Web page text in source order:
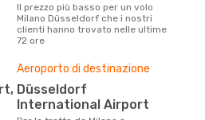
Il prezzo più basso per un volo
Milano Düsseldorf che i nostri
clienti hanno trovato nelle ultime
72 ore
Aeroporto di destinazione
Düsseldorf
International Airport